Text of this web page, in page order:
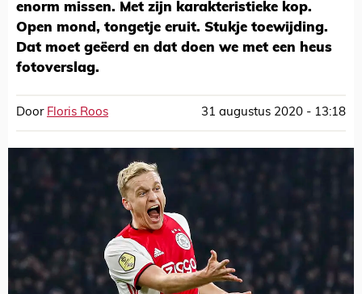
enorm missen. Met zijn karakteristieke kop.
Open mond, tongetje eruit. Stukje toewijding.
Dat moet geëerd en dat doen we met een heus
fotoverslag.
Door Floris Roos 31 augustus 2020 - 13:18